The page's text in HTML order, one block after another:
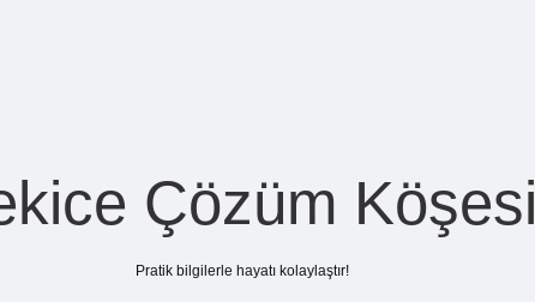
Çözüm Köşesi
Pratik bilgilerle hayatı kolaylaştır!